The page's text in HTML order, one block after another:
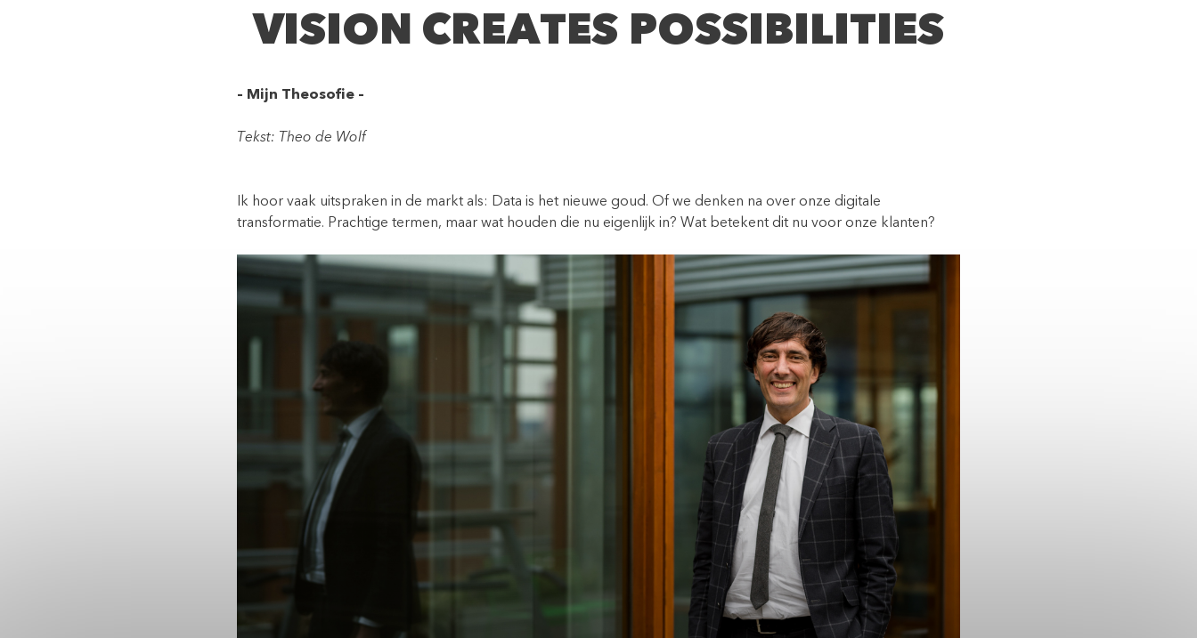
VISION CREATES POSSIBILITIES
– Mijn Theosofie –
Tekst: Theo de Wolf
Ik hoor vaak uitspraken in de markt als: Data is het nieuwe goud. Of we denken na over onze digitale
transformatie. Prachtige termen, maar wat houden die nu eigenlijk in? Wat betekent dit nu voor onze klanten?